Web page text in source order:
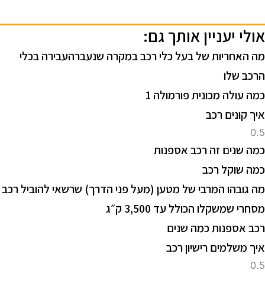
יעניין אותך גם:
האחריות של בעל כלי רכב במקרה שנעברהעבירה בכלי
שלו
עולה מכונית פורמולה 1
קונים רכב
שנים זה רכב אספנות
שוקל רכב
גובהו המרבי של מטען (מעל פני הדרך) שרשאי להוביל רכב
שמשקלו הכולל עד 3,500 ק״ג
אספנות כמה שנים
משלמים רישיון רכב